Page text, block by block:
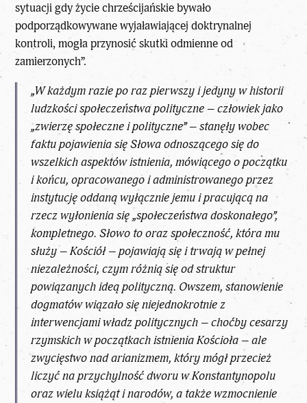
sytuacji gdy życie chrześcijańskie bywało
podporządkowywane wyjaławiającej doktrynalnej
kontroli, mogła przynosić skutki odmienne od
zamierzonych”.
„W każdym razie po raz pierwszy i jedyny w historii
ludzkości społeczeństwa polityczne – człowiek jako
„zwierzę społeczne i polityczne” – stanęły wobec
faktu pojawienia się Słowa odnoszącego się do
wszelkich aspektów istnienia, mówiącego o początku
i końcu, opracowanego i administrowanego przez
instytucję oddaną wyłącznie jemu i pracującą na
rzecz wyłonienia się „społeczeństwa doskonałego”,
kompletnego. Słowo to oraz społeczność, która mu
służy – Kościół – pojawiają się i trwają w pełnej
niezależności, czym różnią się od struktur
powiązanych ideą polityczną. Owszem, stanowienie
dogmatów wiązało się niejednokrotnie z
interwencjami władz politycznych – choćby cesarzy
rzymskich w początkach istnienia Kościoła – ale
zwycięstwo nad arianizmem, który mógł przecież
liczyć na przychylność dworu w Konstantynopolu
oraz wielu książąt i narodów, a także wzmocnienie